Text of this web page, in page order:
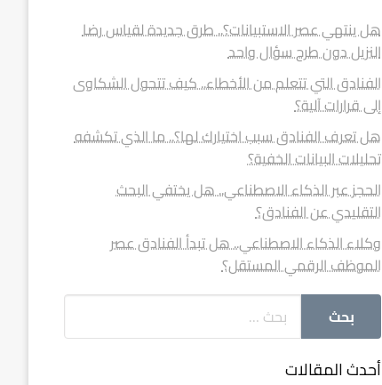
هل ينتهي عصر الاستبيانات؟.. طرق جديدة لقياس رضا
النزيل دون طرح سؤال واحد
الفنادق التي تتعلم من الأخطاء.. كيف تتحول الشكاوى
إلى قرارات آلية؟
هل تعرف الفنادق سبب اختيارك لها؟.. ما الذي تكشفه
تحليلات البيانات الخفية؟
الحجز عبر الذكاء الاصطناعي.. هل يختفي البحث
التقليدي عن الفنادق؟
وكلاء الذكاء الاصطناعي.. هل تبدأ الفنادق عصر
الموظف الرقمي المستقل؟
أحدث المقالات